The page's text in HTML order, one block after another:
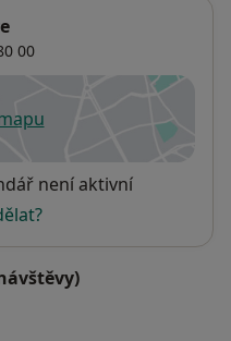
00
otevře v nové záložce
není aktivní